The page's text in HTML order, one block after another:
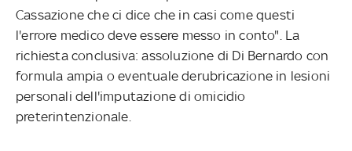
Cassazione che ci dice che in casi come questi
l'errore medico deve essere messo in conto". La
richiesta conclusiva: assoluzione di Di Bernardo con
formula ampia o eventuale derubricazione in lesioni
personali dell'imputazione di omicidio
preterintenzionale.